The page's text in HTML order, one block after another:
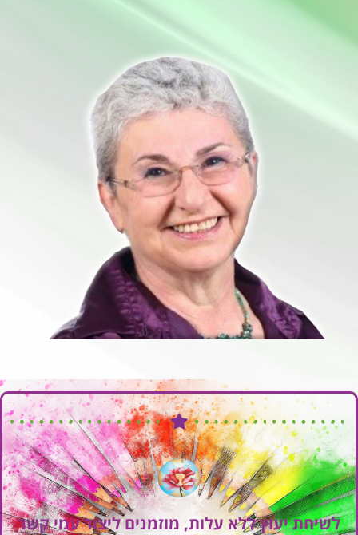
לשיחת יעוץ ללא עלות, מוזמנים ליצור עמי קשר